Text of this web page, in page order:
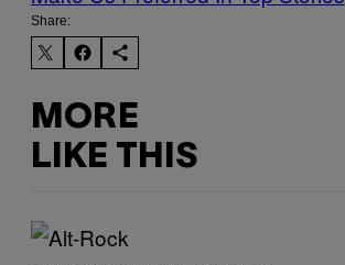
Share:
MORE
LIKE THIS